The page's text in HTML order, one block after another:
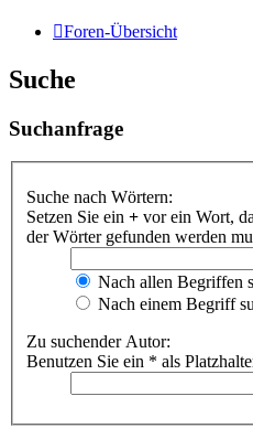
Foren-Übersicht
Suche
Suchanfrage
Suche nach Wörtern:
Setzen Sie ein + vor ein Wort,
der Wörter gefunden werden
Nach allen Begriffen
Nach einem Begriff
Zu suchender Autor:
Benutzen Sie ein * als